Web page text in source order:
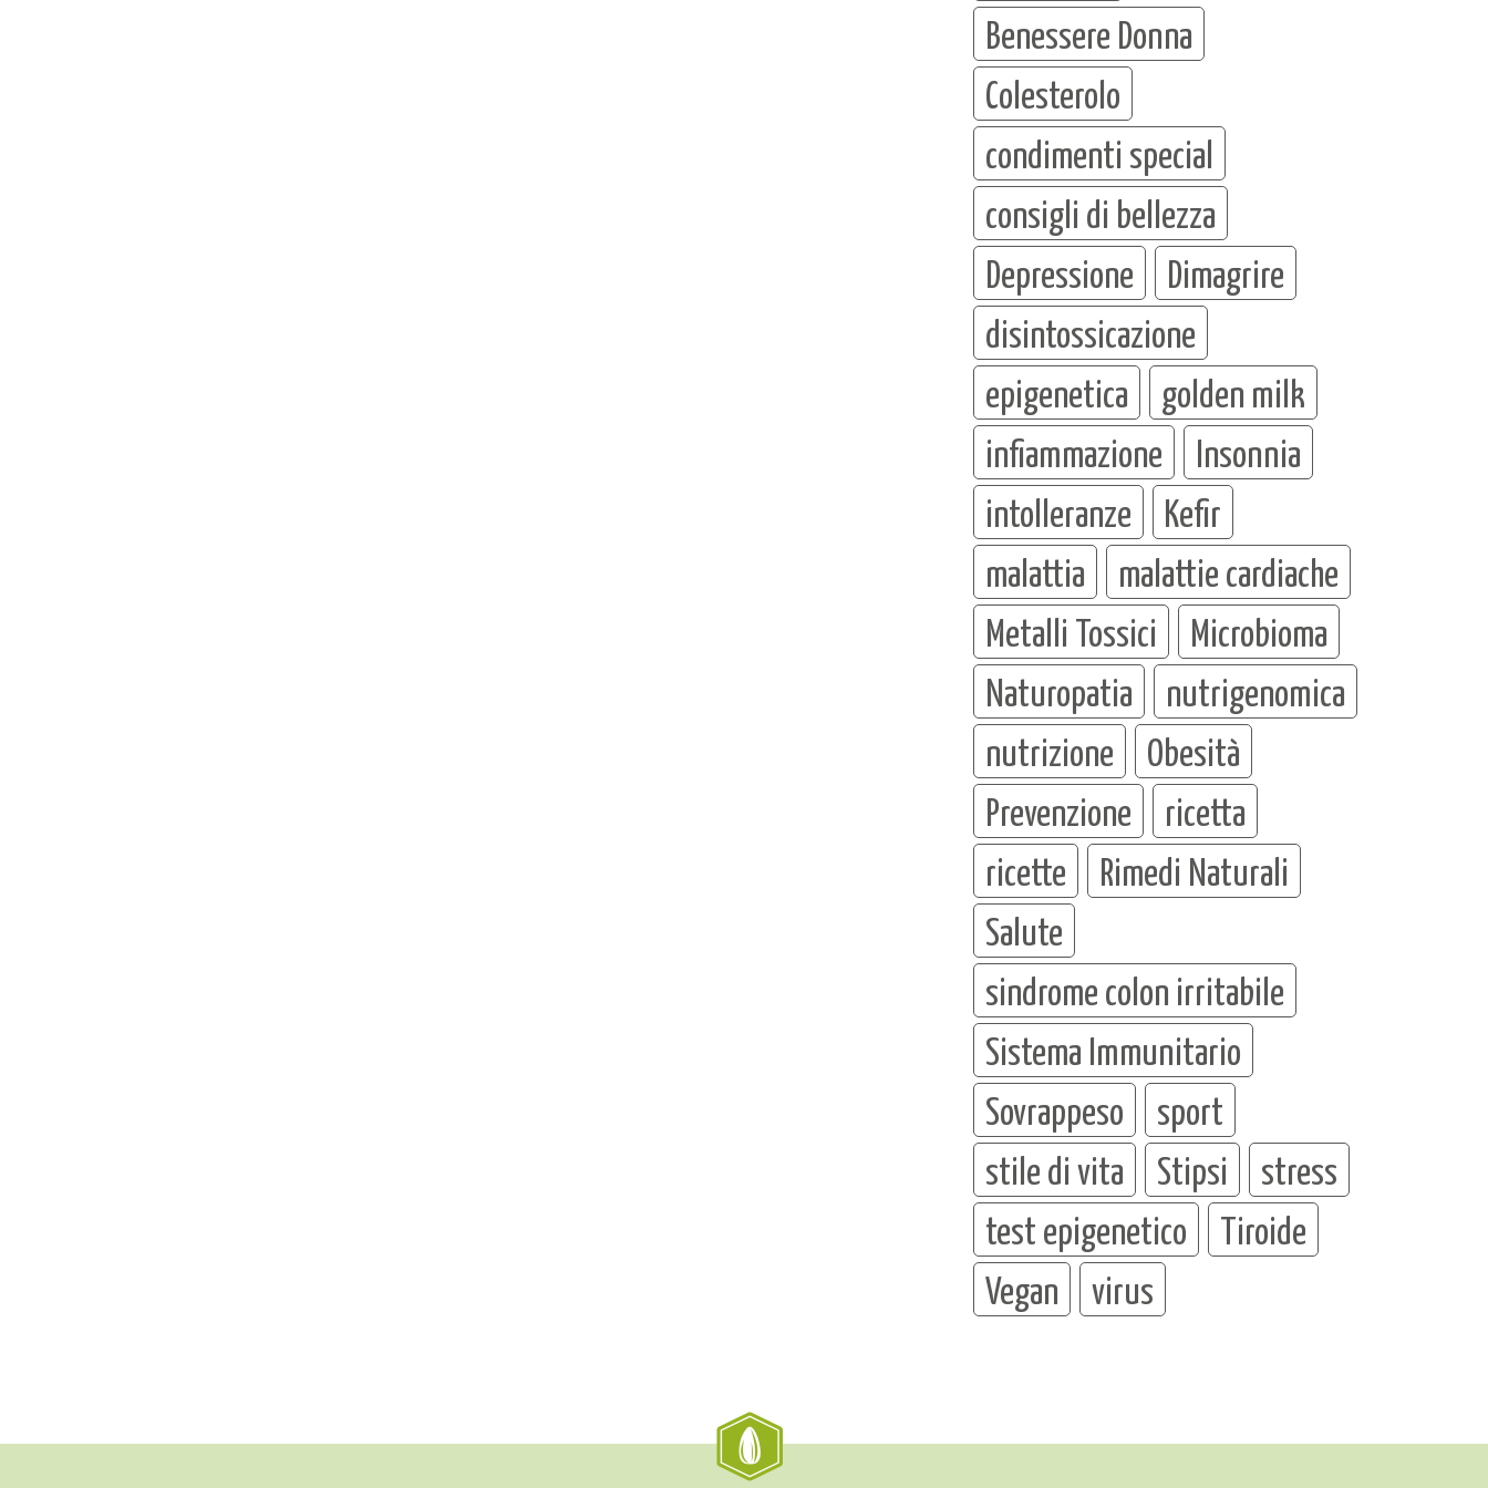
Benessere Donna
Colesterolo
condimenti special
consigli di bellezza
Depressione
Dimagrire
disintossicazione
epigenetica
golden milk
infiammazione
Insonnia
intolleranze
Kefir
malattia
malattie cardiache
Metalli Tossici
Microbioma
Naturopatia
nutrigenomica
nutrizione
Obesità
Prevenzione
ricetta
ricette
Rimedi Naturali
Salute
sindrome colon irritabile
Sistema Immunitario
Sovrappeso
sport
stile di vita
Stipsi
stress
test epigenetico
Tiroide
Vegan
virus